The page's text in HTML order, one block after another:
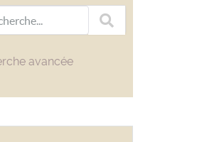
avancée